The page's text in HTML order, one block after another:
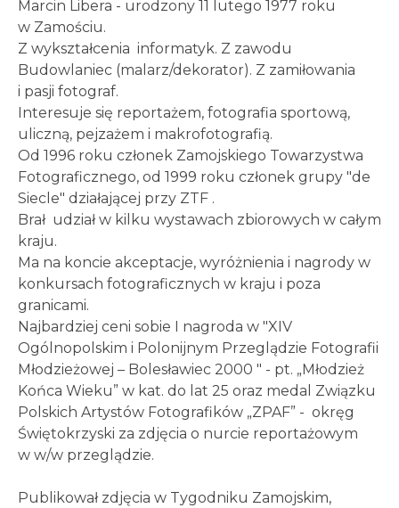
Marcin Libera - urodzony 11 lutego 1977 roku
w Zamościu.
Z wykształcenia informatyk. Z zawodu
Budowlaniec (malarz/dekorator). Z zamiłowania
i pasji fotograf.
Interesuje się reportażem, fotografia sportową,
uliczną, pejzażem i makrofotografią.
Od 1996 roku członek Zamojskiego Towarzystwa
Fotograficznego, od 1999 roku członek grupy "de
Siecle" działającej przy ZTF .
Brał udział w kilku wystawach zbiorowych w całym
kraju.
Ma na koncie akceptacje, wyróżnienia i nagrody w
konkursach fotograficznych w kraju i poza
granicami.
Najbardziej ceni sobie I nagroda w "XIV
Ogólnopolskim i Polonijnym Przeglądzie Fotografii
Młodzieżowej – Bolesławiec 2000 " - pt. „Młodzież
Końca Wieku” w kat. do lat 25 oraz medal Związku
Polskich Artystów Fotografików „ZPAF” - okręg
Świętokrzyski za zdjęcia o nurcie reportażowym
w w/w przeglądzie.
Publikował zdjęcia w Tygodniku Zamojskim,